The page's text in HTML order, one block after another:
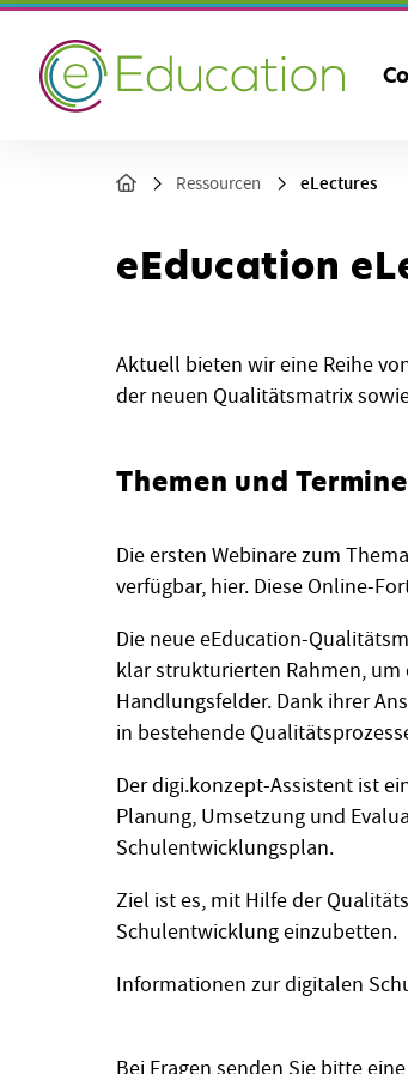
Ressourcen eLectures
eEducation
Aktuell bieten wir eine Reihe
der neuen Qualitätsmatrix
Themen und Termine
Die ersten Webinare zum Thema
verfügbar, hier. Diese Online-
Die neue eEducation-
klar strukturierten Rahmen,
Handlungsfelder. Dank ihrer
in bestehende
Der digi.konzept-Assistent ist
Planung, Umsetzung und
Schulentwicklungsplan.
Ziel ist es, mit Hilfe der
Schulentwicklung einzubetten.
Informationen zur digitalen
Bei Fragen senden Sie bitte